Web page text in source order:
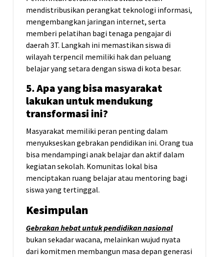
mendistribusikan perangkat teknologi informasi,
mengembangkan jaringan internet, serta
memberi pelatihan bagi tenaga pengajar di
daerah 3T. Langkah ini memastikan siswa di
wilayah terpencil memiliki hak dan peluang
belajar yang setara dengan siswa di kota besar.
5. Apa yang bisa masyarakat
lakukan untuk mendukung
transformasi ini?
Masyarakat memiliki peran penting dalam
menyukseskan gebrakan pendidikan ini. Orang tua
bisa mendampingi anak belajar dan aktif dalam
kegiatan sekolah. Komunitas lokal bisa
menciptakan ruang belajar atau mentoring bagi
siswa yang tertinggal.
Kesimpulan
Gebrakan hebat untuk pendidikan nasional
bukan sekadar wacana, melainkan wujud nyata
dari komitmen membangun masa depan generasi